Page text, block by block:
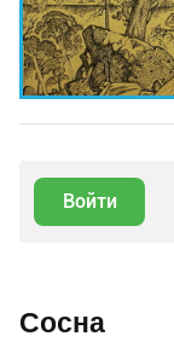
Войти
Сосна